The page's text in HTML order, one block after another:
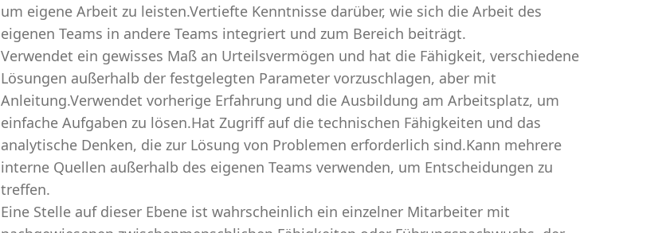
um eigene Arbeit zu leisten.Vertiefte Kenntnisse darüber, wie sich die Arbeit des
eigenen Teams in andere Teams integriert und zum Bereich beiträgt.
Verwendet ein gewisses Maß an Urteilsvermögen und hat die Fähigkeit, verschiedene
Lösungen außerhalb der festgelegten Parameter vorzuschlagen, aber mit
Anleitung.Verwendet vorherige Erfahrung und die Ausbildung am Arbeitsplatz, um
einfache Aufgaben zu lösen.Hat Zugriff auf die technischen Fähigkeiten und das
analytische Denken, die zur Lösung von Problemen erforderlich sind.Kann mehrere
interne Quellen außerhalb des eigenen Teams verwenden, um Entscheidungen zu
treffen.
Eine Stelle auf dieser Ebene ist wahrscheinlich ein einzelner Mitarbeiter mit